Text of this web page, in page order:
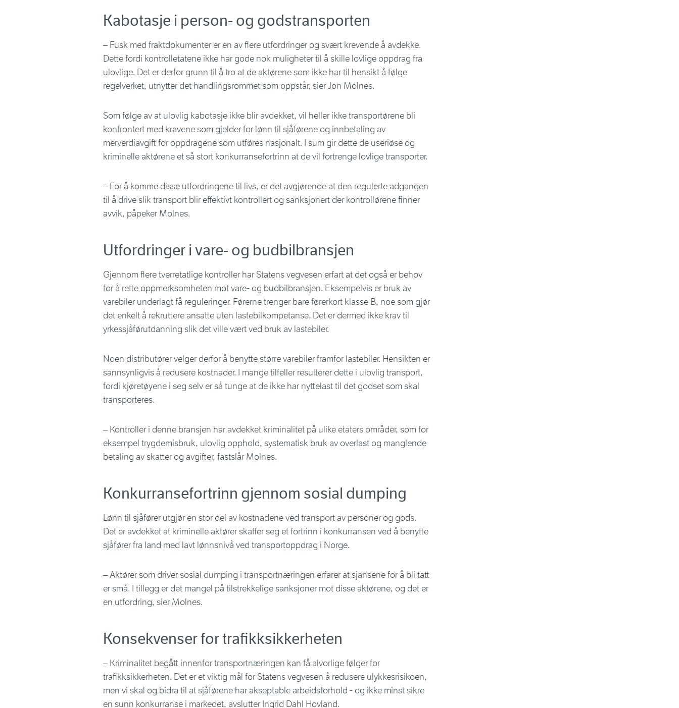
Kabotasje i person- og godstransporten
– Fusk med fraktdokumenter er en av flere utfordringer og svært krevende å avdekke.
Dette fordi kontrolletatene ikke har gode nok muligheter til å skille lovlige oppdrag fra
ulovlige. Det er derfor grunn til å tro at de aktørene som ikke har til hensikt å følge
regelverket, utnytter det handlingsrommet som oppstår, sier Jon Molnes.
Som følge av at ulovlig kabotasje ikke blir avdekket, vil heller ikke transportørene bli
konfrontert med kravene som gjelder for lønn til sjåførene og innbetaling av
merverdiavgift for oppdragene som utføres nasjonalt. I sum gir dette de useriøse og
kriminelle aktørene et så stort konkurransefortrinn at de vil fortrenge lovlige transporter.
– For å komme disse utfordringene til livs, er det avgjørende at den regulerte adgangen
til å drive slik transport blir effektivt kontrollert og sanksjonert der kontrollørene finner
avvik, påpeker Molnes.
Utfordringer i vare- og budbilbransjen
Gjennom flere tverretatlige kontroller har Statens vegvesen erfart at det også er behov
for å rette oppmerksomheten mot vare- og budbilbransjen. Eksempelvis er bruk av
varebiler underlagt få reguleringer. Førerne trenger bare førerkort klasse B, noe som gjør
det enkelt å rekruttere ansatte uten lastebilkompetanse. Det er dermed ikke krav til
yrkessjåførutdanning slik det ville vært ved bruk av lastebiler.
Noen distributører velger derfor å benytte større varebiler framfor lastebiler. Hensikten er
sannsynligvis å redusere kostnader. I mange tilfeller resulterer dette i ulovlig transport,
fordi kjøretøyene i seg selv er så tunge at de ikke har nyttelast til det godset som skal
transporteres.
– Kontroller i denne bransjen har avdekket kriminalitet på ulike etaters områder, som for
eksempel trygdemisbruk, ulovlig opphold, systematisk bruk av overlast og manglende
betaling av skatter og avgifter, fastslår Molnes.
Konkurransefortrinn gjennom sosial dumping
Lønn til sjåfører utgjør en stor del av kostnadene ved transport av personer og gods.
Det er avdekket at kriminelle aktører skaffer seg et fortrinn i konkurransen ved å benytte
sjåfører fra land med lavt lønnsnivå ved transportoppdrag i Norge.
– Aktører som driver sosial dumping i transportnæringen erfarer at sjansene for å bli tatt
er små. I tillegg er det mangel på tilstrekkelige sanksjoner mot disse aktørene, og det er
en utfordring, sier Molnes.
Konsekvenser for trafikksikkerheten
– Kriminalitet begått innenfor transportnæringen kan få alvorlige følger for
trafikksikkerheten. Det er et viktig mål for Statens vegvesen å redusere ulykkesrisikoen,
men vi skal og bidra til at sjåførene har akseptable arbeidsforhold - og ikke minst sikre
en sunn konkurranse i markedet, avslutter Ingrid Dahl Hovland.